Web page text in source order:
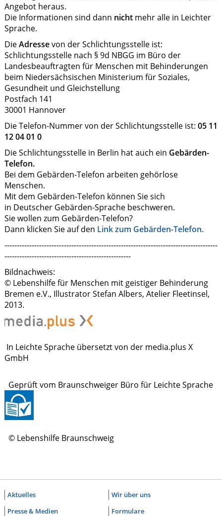
Angebot heraus.
Die Informationen sind dann nichtmehr alle in Leichter
Sprache.
DieAdressevon der Schlichtungsstelle ist:
Schlichtungsstelle nach § 9d NBGG im Büro der
Landesbeauftragten für Menschen mit Behinderungen
beim Niedersächsischen Ministerium für Soziales,
Gesundheit und Gleichstellung
Postfach 141
30001 Hannover
Die Telefon-Nummer von der Schlichtungsstelle ist: 05 11
12 04 01 0
Die Schlichtungsstelle in Berlin hat auch ein Gebärden-
Telefon.
Bei dem Gebärden-Telefon arbeiten gehörlose
Menschen.
Mit dem Gebärden-Telefon können Sie sich
in Deutscher Gebärden-Sprache beschweren.
Sie wollen zum Gebärden-Telefon?
Dann klicken Sie auf den Link zum Gebärden-Telefon.
--------------------------------------------------------------------------------------
---------------------------------------------------
Bildnachweis:
© Lebenshilfe für Menschen mit geistiger Behinderung
Bremen e.V., Illustrator Stefan Albers, Atelier Fleetinsel,
2013.
In Leichte Sprache übersetzt von der media.plus X
GmbH
Geprüft vom Braunschweiger Büro für Leichte Sprache
© Lebenshilfe Braunschweig
Aktuelles
Wir über uns
Presse & Medien
Formulare